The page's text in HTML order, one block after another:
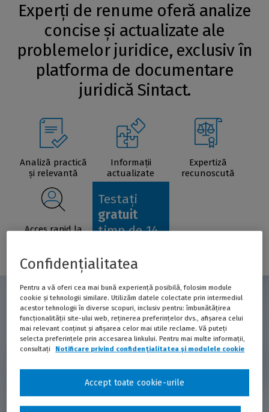
Experți de renume oferă analize
concise și actualizate ale
problemelor juridice, exclusiv în
platforma de documentare
juridică Sintact.
Analiză practică
și relevantă
Informații
actualizate
Expertiză
recunoscută
Acces rapid la
Testați
gratuit
timp de 14
De ce să alegi Comentarii
Practice - Muncii?
Introducem lunar noi comentarii și
actualizăm comentariile existente în baza de
date, conform modificărilor legislative și
noilor elemente de practică judiciară.
Confidențialitatea
Pentru a vă oferi cea mai bună experiență posibilă, folosim module
cookie și tehnologii similare. Utilizăm datele colectate prin intermediul
acestor tehnologii în diverse scopuri, inclusiv pentru: îmbunătățirea
funcționalității site-ului web, reținerea preferințelor dvs., afișarea celui
mai relevant conținut și afișarea celor mai utile reclame. Vă puteți
selecta preferințele prin accesarea linkului. Pentru mai multe informații,
consultați
Notificare privind confidențialitatea și modulele cookie
Accept toate cookie-urile